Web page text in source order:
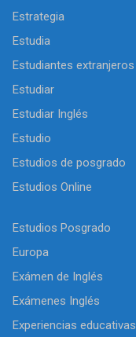
Estrategia
Estudia
Estudiantes extranjeros
Estudiar
Estudiar Inglés
Estudio
Estudios de posgrado
Estudios Online
Estudios Posgrado
Europa
Exámen de Inglés
Exámenes Inglés
Experiencias educativas